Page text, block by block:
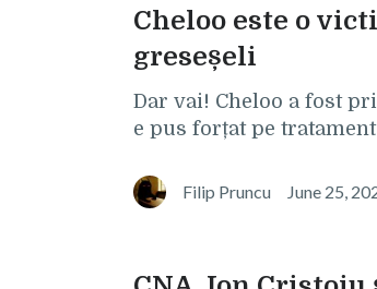
Cheloo este o
greseșeli
Dar vai! Cheloo a fost
e pus forțat pe
Filip Pruncu June 25,